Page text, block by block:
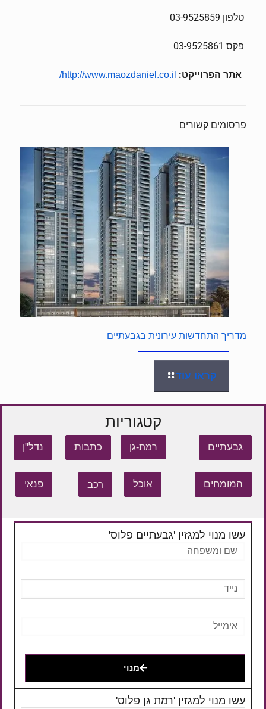
טלפון 03-9525859
פקס 03-9525861
אתר הפרוייקט: http://www.maozdaniel.co.il/
פרסומים קשורים
מדריך התחדשות עירונית בגבעתיים
קראו עוד
קטגוריות
גבעתיים רמת-גן כתבות נדל"ן
המומחים אוכל רכב פנאי
עשו מנוי למגזין 'גבעתיים פלוס'
מנוי
עשו מנוי למגזין 'רמת גן פלוס'